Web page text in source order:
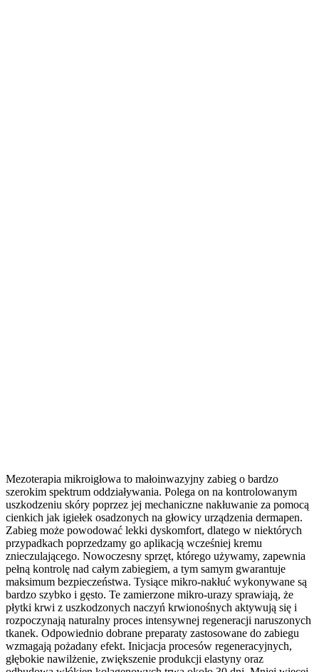
Mezoterapia mikroigłowa to małoinwazyjny zabieg o bardzo
szerokim spektrum oddziaływania. Polega on na kontrolowanym
uszkodzeniu skóry poprzez jej mechaniczne nakłuwanie za pomocą
cienkich jak igiełek osadzonych na głowicy urządzenia dermapen.
Zabieg może powodować lekki dyskomfort, dlatego w niektórych
przypadkach poprzedzamy go aplikacją wcześniej kremu
znieczulającego. Nowoczesny sprzęt, którego używamy, zapewnia
pełną kontrolę nad całym zabiegiem, a tym samym gwarantuje
maksimum bezpieczeństwa. Tysiące mikro-nakłuć wykonywane są
bardzo szybko i gęsto. Te zamierzone mikro-urazy sprawiają, że
płytki krwi z uszkodzonych naczyń krwionośnych aktywują się i
rozpoczynają naturalny proces intensywnej regeneracji naruszonych
tkanek. Odpowiednio dobrane preparaty zastosowane do zabiegu
wzmagają pożadany efekt. Inicjacja procesów regeneracyjnych,
głębokie nawilżenie, zwiększenie produkcji elastyny oraz